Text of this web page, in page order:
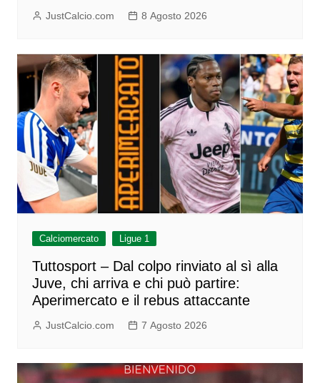
JustCalcio.com 8 Agosto 2026
Calciomercato Ligue 1
Tuttosport – Dal colpo rinviato al sì alla
Juve, chi arriva e chi può partire:
Aperimercato e il rebus attaccante
JustCalcio.com 7 Agosto 2026